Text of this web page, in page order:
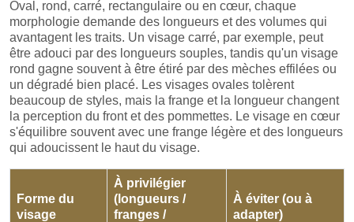
Oval, rond, carré, rectangulaire ou en cœur, chaque
morphologie demande des longueurs et des volumes qui
avantagent les traits. Un visage carré, par exemple, peut
être adouci par des longueurs souples, tandis qu'un visage
rond gagne souvent à être étiré par des mèches effilées ou
un dégradé bien placé. Les visages ovales tolèrent
beaucoup de styles, mais la frange et la longueur changent
la perception du front et des pommettes. Le visage en cœur
s'équilibre souvent avec une frange légère et des longueurs
qui adoucissent le haut du visage.
Forme du
visage
À privilégier
(longueurs /
franges /
À éviter (ou à
adapter)